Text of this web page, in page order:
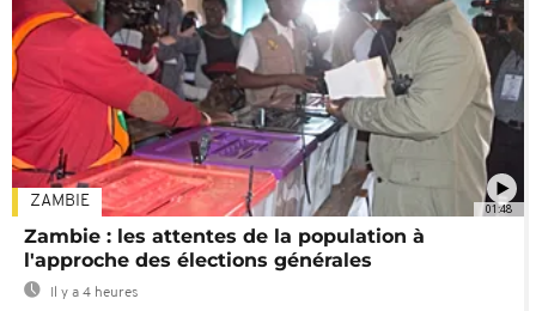
01:48
ZAMBIE
Zambie : les attentes de la population à
l'approche des élections générales
Il y a 4 heures